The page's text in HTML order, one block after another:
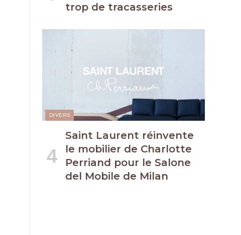
trop de tracasseries
DIVERS
Saint Laurent réinvente
le mobilier de Charlotte
Perriand pour le Salone
del Mobile de Milan